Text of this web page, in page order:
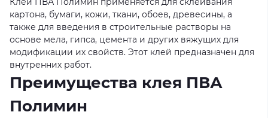
картона, бумаги, кожи, ткани, обоев, древесины, а
также для введения в строительные растворы на
основе мела, гипса, цемента и других вяжущих для
модификации их свойств. Этот клей предназначен для
внутренних работ.
Преимущества клея ПВА
Полимин